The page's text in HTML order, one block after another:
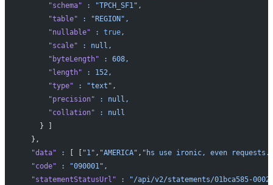
      "schema"
:
"TPCH_SF1",
      "table"
:
"REGION",
      "nullable"
: true,
      "scale"
:
null,
      "byteLength"
:
608,
      "length"
:
152,
      "type"
:
"text",
      "precision"
:
null,
      "collation"
:
null
    } ]
  },
  "data"
: [ [ "1" , "AMERICA" , "hs use ironic, even requests.
  "code"
:
"090001",
  "statementStatusUrl"
:
"/api/v2/statements/01bca585-0002-